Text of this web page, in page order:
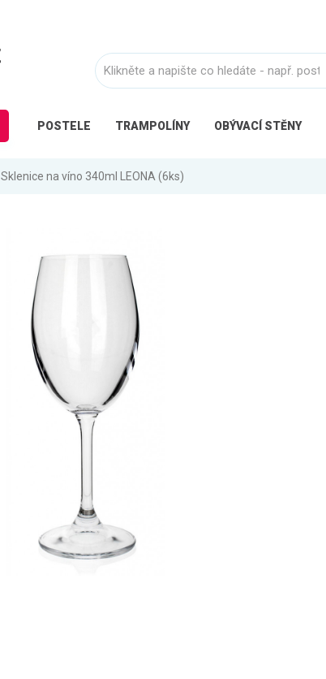
POSTELE TRAMPOLÍNY OBÝVACÍ STĚNY
Sklenice na víno 340ml LEONA (6ks)